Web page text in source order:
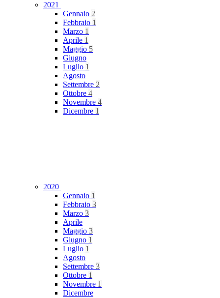
2021
Gennaio 2
Febbraio 1
Marzo 1
Aprile 1
Maggio 5
Giugno
Luglio 1
Agosto
Settembre 2
Ottobre 4
Novembre 4
Dicembre 1
2020
Gennaio 1
Febbraio 3
Marzo 3
Aprile
Maggio 3
Giugno 1
Luglio 1
Agosto
Settembre 3
Ottobre 1
Novembre 1
Dicembre